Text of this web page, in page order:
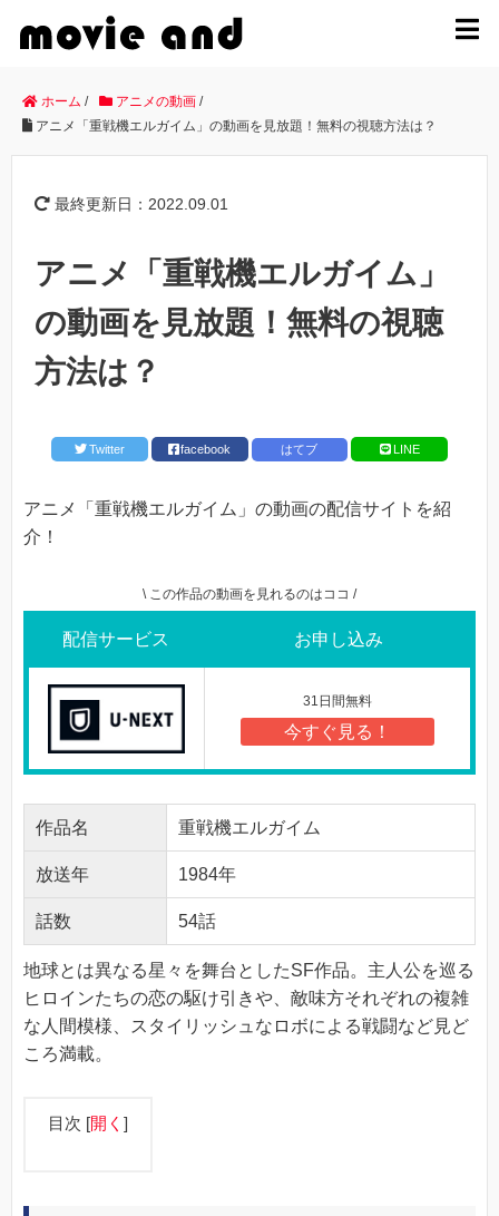
ホーム / アニメの動画 /
アニメ「重戦機エルガイム」の動画を見放題！無料の視聴方法は？
最終更新日：2022.09.01
アニメ「重戦機エルガイム」
の動画を見放題！無料の視聴
方法は？
Twitter facebook はてブ LINE
アニメ「重戦機エルガイム」の動画の配信サイトを紹
介！
\ この作品の動画を見れるのはココ /
配信サービス お申し込み
31日間無料
今すぐ見る！
作品名 重戦機エルガイム
放送年 1984年
話数 54話
地球とは異なる星々を舞台としたSF作品。主人公を巡る
ヒロインたちの恋の駆け引きや、敵味方それぞれの複雑
な人間模様、スタイリッシュなロボによる戦闘など見ど
ころ満載。
目次 [開く ]